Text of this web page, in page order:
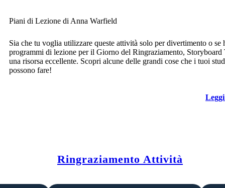
Piani di Lezione di Anna Warfield
Sia che tu voglia utilizzare queste attività solo per divertimento o se
programmi di lezione per il Giorno del Ringraziamento, Storyboard
una risorsa eccellente. Scopri alcune delle grandi cose che i tuoi
possono fare!
Ringraziamento Attività